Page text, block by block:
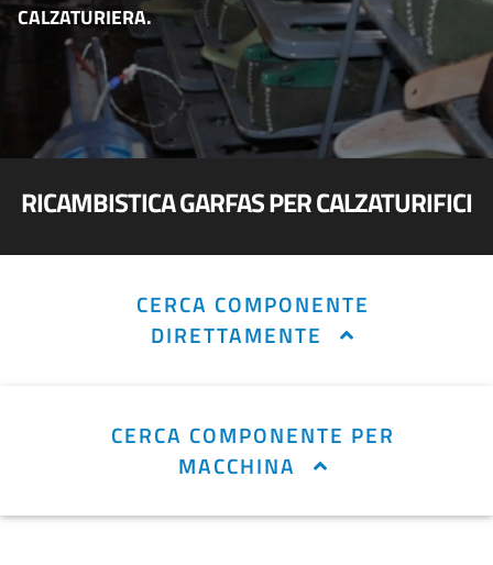
CALZATURIERA.
RICAMBISTICA GARFAS PER CALZATURIFICI
CERCA COMPONENTE
DIRETTAMENTE
CERCA COMPONENTE PER
MACCHINA